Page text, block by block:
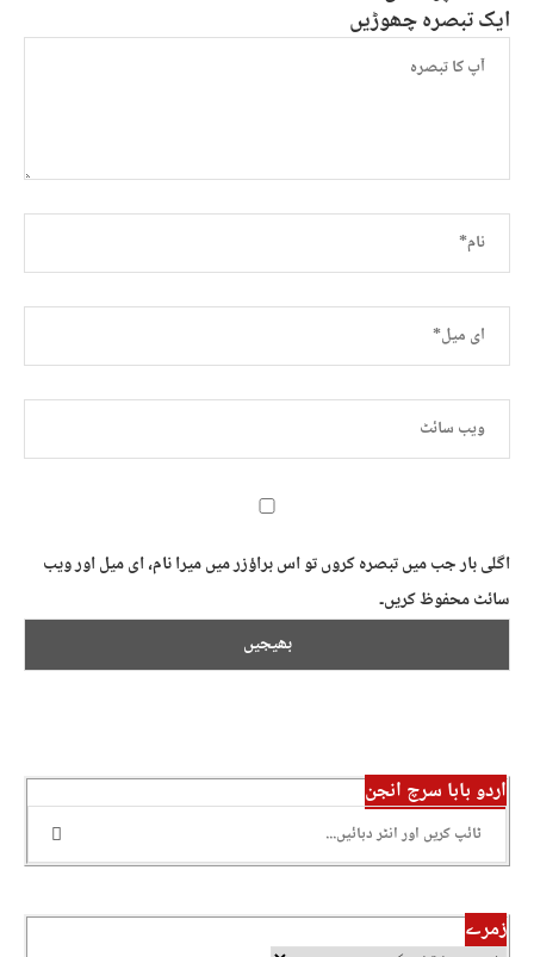
ایک تبصرہ چھوڑیں
اگلی بار جب میں تبصرہ کروں تو اس براؤزر میں میرا نام، ای میل اور ویب
سائٹ محفوظ کریں۔
اردو بابا سرچ انجن
زمرے